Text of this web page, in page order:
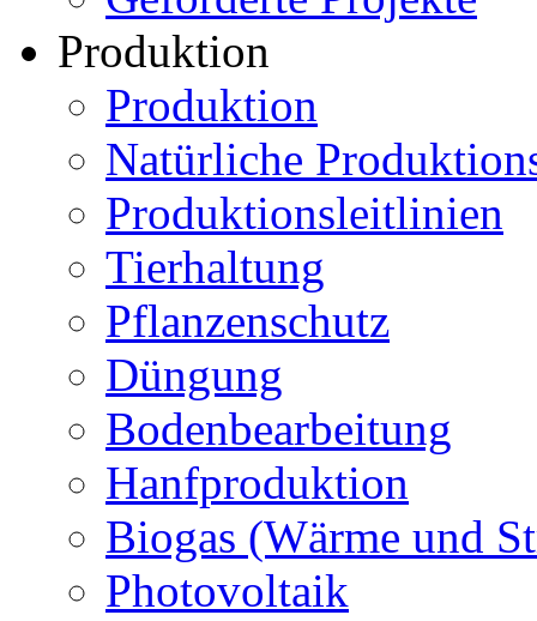
Produktion
Produktion
Natürliche
Produktionsleitlinien
Tierhaltung
Pflanzenschutz
Düngung
Bodenbearbeitung
Hanfproduktion
Biogas (Wärme und
Photovoltaik